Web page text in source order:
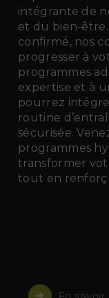
intégrante de
et du bien-
confirmé, nos
progresser à
programmes
expertise et à
pourrez
routine
sécurisée.
programmes
transformer
tout en